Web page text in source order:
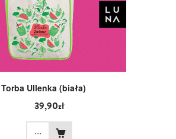
Torba Ullenka (biała)
39,90zł
...